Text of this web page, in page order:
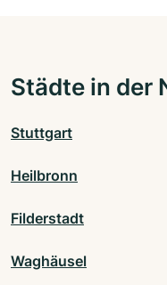
Städte in der
Stuttgart
Heilbronn
Filderstadt
Waghäusel